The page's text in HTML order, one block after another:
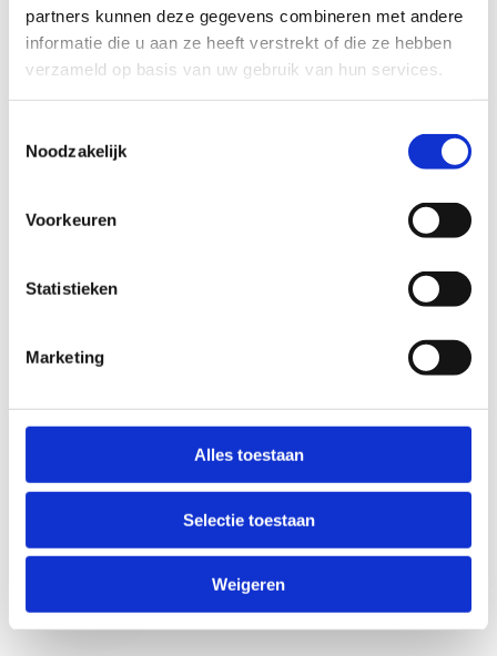
partners kunnen deze gegevens combineren met andere
informatie die u aan ze heeft verstrekt of die ze hebben
verzameld op basis van uw gebruik van hun services.
Noodzakelijk
Voorkeuren
Statistieken
Marketing
Alles toestaan
Selectie toestaan
Weigeren
KIES EEN DOMEIN
Jouw vraag
Anti-Robot Verification
Click to start verification
Verzend